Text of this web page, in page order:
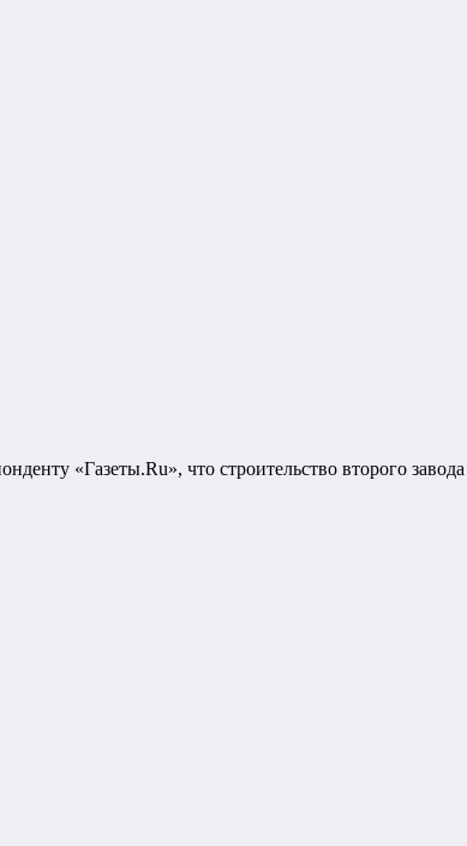
«Газеты.Ru», что строительство второго